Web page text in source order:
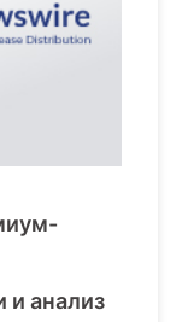
и анализ